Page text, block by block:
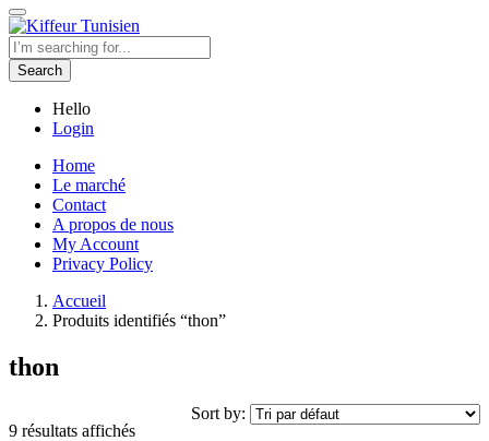
Search
Hello
Login
Home
Le marché
Contact
A propos de nous
My Account
Privacy Policy
Accueil
Produits identifiés “thon”
thon
9 résultats affichés
Sort by: